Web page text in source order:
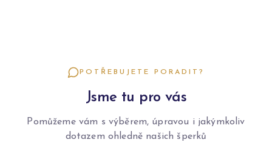
POTŘEBUJETE PORADIT?
Jsme tu pro vás
Pomůžeme vám s výběrem, úpravou i jakýmkoliv
dotazem ohledně našich šperků